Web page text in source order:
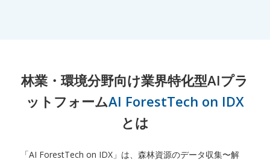
林業・環境分野向け業界特化型AIプラ
ットフォームAI ForestTech on IDX
とは
「AI ForestTech on IDX」は、森林資源のデータ収集〜解